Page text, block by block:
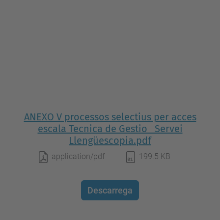
ANEXO V processos selectius per acces
escala Tecnica de Gestio _Servei
Llengüescopia.pdf
application/pdf 199.5 KB
Descarrega